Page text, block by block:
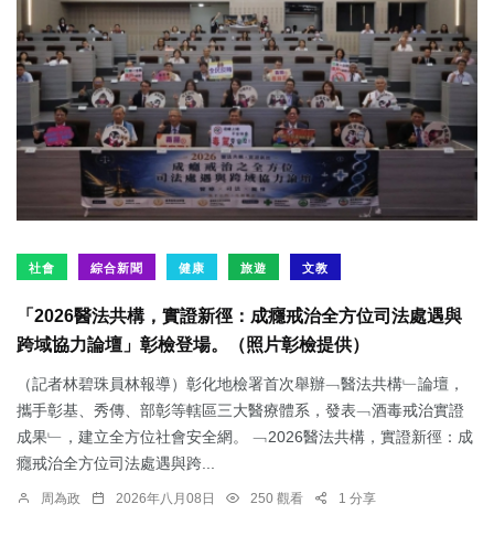
社會 綜合新聞 健康 旅遊 文教
「2026醫法共構，實證新徑：成癮戒治全方位司法處遇與
跨域協力論壇」彰檢登場。（照片彰檢提供）
（記者林碧珠員林報導）彰化地檢署首次舉辦﹁醫法共構﹂論壇，
攜手彰基、秀傳、部彰等轄區三大醫療體系，發表﹁酒毒戒治實證
成果﹂，建立全方位社會安全網。 ﹁2026醫法共構，實證新徑：成
癮戒治全方位司法處遇與跨...
周為政 2026年八月08日 250 觀看 1 分享